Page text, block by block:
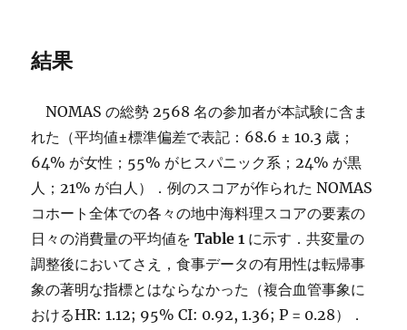
結果
NOMAS の総勢 2568 名の参加者が本試験に含ま
れた（平均値±標準偏差で表記：68.6 ± 10.3 歳；
64% が女性；55% がヒスパニック系；24% が黒
人；21% が白人）．例のスコアが作られた NOMAS
コホート全体での各々の地中海料理スコアの要素の
日々の消費量の平均値をTable 1 に示す．共変量の
調整後においてさえ，食事データの有用性は転帰事
象の著明な指標とはならなかった（複合血管事象に
おけるHR: 1.12; 95% CI: 0.92, 1.36; P = 0.28）．